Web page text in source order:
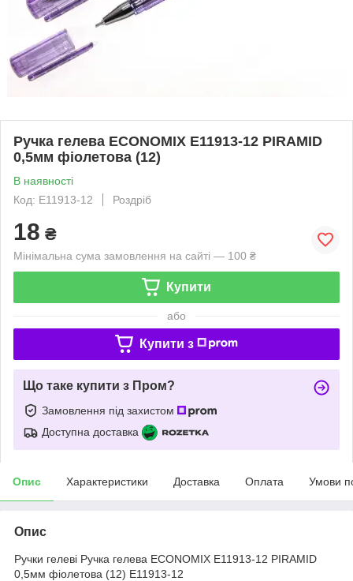
Ручка гелева ECONOMIX E11913-12 PIRAMID
0,5мм фіолетова (12)
В наявності
Код: E11913-12
Роздріб
18 ₴
Мінімальна сума замовлення на сайті — 100 ₴
Купити
або
Купити з
Що таке купити з Пром?
Замовлення під захистом
Доступна доставка
Опис Характеристики Доставка Оплата Умови
Опис
Ручки гелеві Ручка гелева ECONOMIX E11913-12 PIRAMID
0,5мм фіолетова (12) E11913-12